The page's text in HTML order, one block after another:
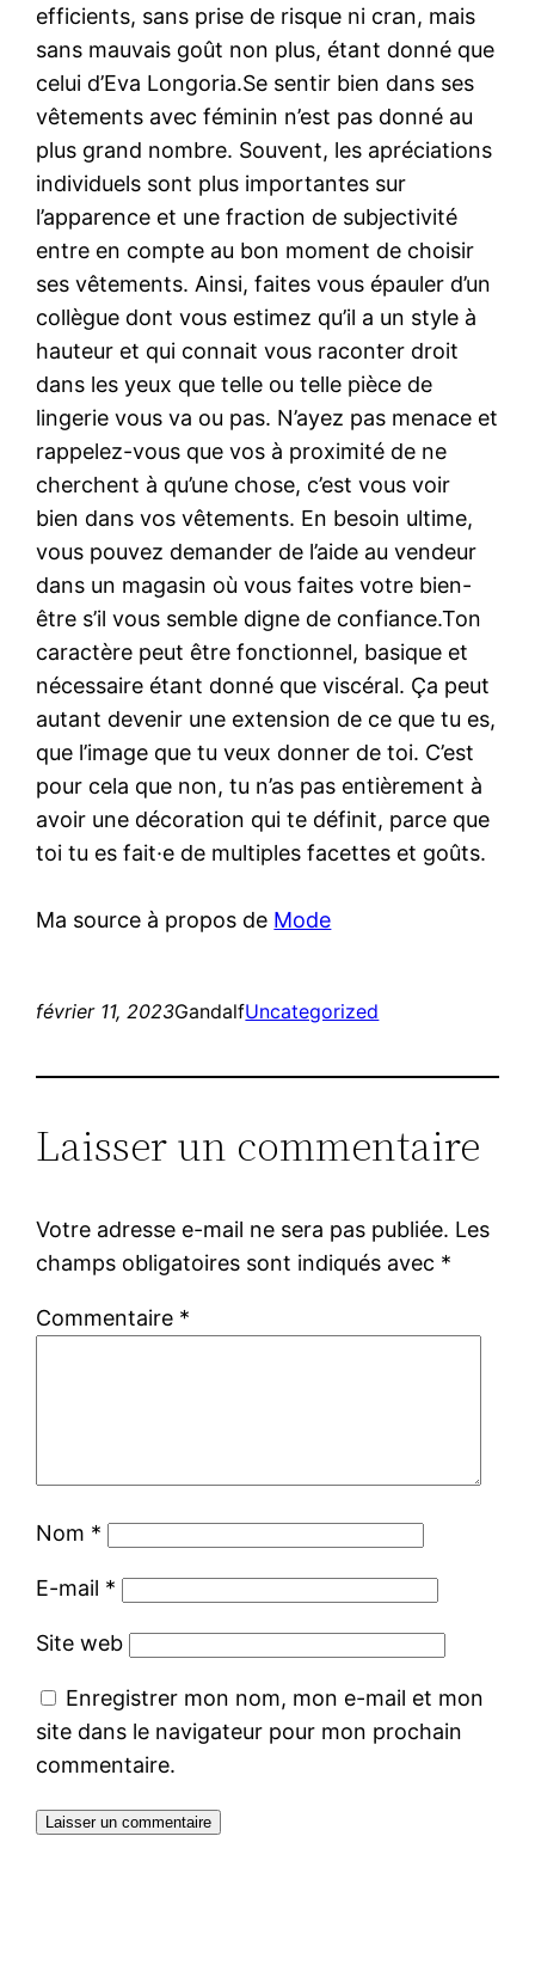
efficients, sans prise de risque ni cran, mais
sans mauvais goût non plus, étant donné que
celui d’Eva Longoria.Se sentir bien dans ses
vêtements avec féminin n’est pas donné au
plus grand nombre. Souvent, les apréciations
individuels sont plus importantes sur
l’apparence et une fraction de subjectivité
entre en compte au bon moment de choisir
ses vêtements. Ainsi, faites vous épauler d’un
collègue dont vous estimez qu’il a un style à
hauteur et qui connait vous raconter droit
dans les yeux que telle ou telle pièce de
lingerie vous va ou pas. N’ayez pas menace et
rappelez-vous que vos à proximité de ne
cherchent à qu’une chose, c’est vous voir
bien dans vos vêtements. En besoin ultime,
vous pouvez demander de l’aide au vendeur
dans un magasin où vous faites votre bien-
être s’il vous semble digne de confiance.Ton
caractère peut être fonctionnel, basique et
nécessaire étant donné que viscéral. Ça peut
autant devenir une extension de ce que tu es,
que l’image que tu veux donner de toi. C’est
pour cela que non, tu n’as pas entièrement à
avoir une décoration qui te définit, parce que
toi tu es fait·e de multiples facettes et goûts.
Ma source à propos de Mode
février 11, 2023GandalfUncategorized
Laisser un commentaire
Votre adresse e-mail ne sera pas publiée. Les
champs obligatoires sont indiqués avec *
Commentaire *
Nom *
E-mail *
Site web
Enregistrer mon nom, mon e-mail et mon
site dans le navigateur pour mon prochain
commentaire.